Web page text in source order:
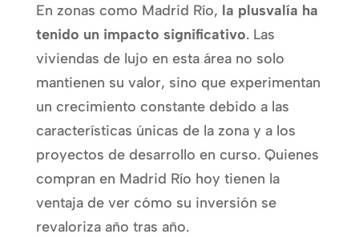
En zonas como Madrid Río, la plusvalía ha
tenido un impacto significativo. Las
viviendas de lujo en esta área no solo
mantienen su valor, sino que experimentan
un crecimiento constante debido a las
características únicas de la zona y a los
proyectos de desarrollo en curso. Quienes
compran en Madrid Río hoy tienen la
ventaja de ver cómo su inversión se
revaloriza año tras año.